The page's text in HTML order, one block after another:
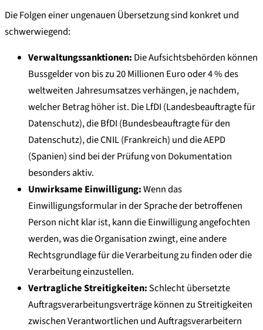
Die Folgen einer ungenauen Übersetzung sind konkret und
schwerwiegend:
Verwaltungssanktionen: Die Aufsichtsbehörden können
Bussgelder von bis zu 20 Millionen Euro oder 4 % des
weltweiten Jahresumsatzes verhängen, je nachdem,
welcher Betrag höher ist. Die LfDI (Landesbeauftragte für
Datenschutz), die BfDI (Bundesbeauftragte für den
Datenschutz), die CNIL (Frankreich) und die AEPD
(Spanien) sind bei der Prüfung von Dokumentation
besonders aktiv.
Unwirksame Einwilligung:Wenn das
Einwilligungsformular in der Sprache der betroffenen
Person nicht klar ist, kann die Einwilligung angefochten
werden, was die Organisation zwingt, eine andere
Rechtsgrundlage für die Verarbeitung zu finden oder die
Verarbeitung einzustellen.
Vertragliche Streitigkeiten:Schlecht übersetzte
Auftragsverarbeitungsverträge können zu Streitigkeiten
zwischen Verantwortlichen und Auftragsverarbeitern